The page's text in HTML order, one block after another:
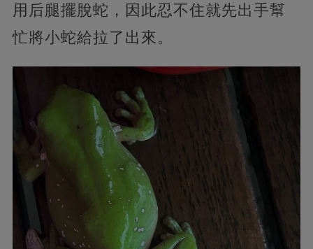
用后腿擺脫蛇，因此忍不住就先出手幫
忙將小蛇給拉了出來。